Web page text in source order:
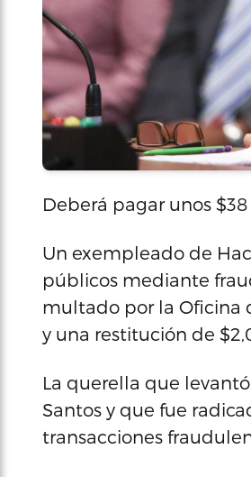
Deberá pagar unos
Un exempleado de
públicos mediante
multado por la Oficina
y una restitución de
La querella que
Santos y que fue
transacciones